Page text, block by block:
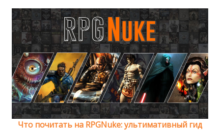
Что почитать на RPGNuke: ультимативный гид